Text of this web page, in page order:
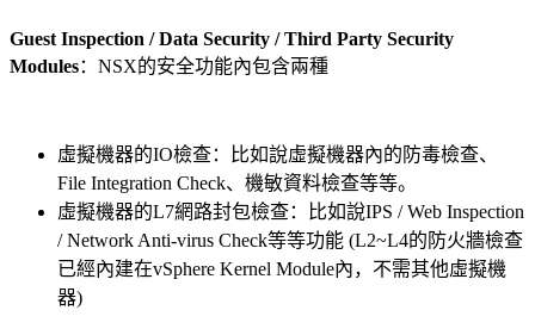
Guest Inspection / Data Security / Third Party Security
Modules：NSX的安全功能內包含兩種
虛擬機器的IO檢查：比如說虛擬機器內的防毒檢查、
File Integration Check、機敏資料檢查等等。
虛擬機器的L7網路封包檢查：比如說IPS / Web Inspection
/ Network Anti-virus Check等等功能 (L2~L4的防火牆檢查
已經內建在vSphere Kernel Module內，不需其他虛擬機
器)